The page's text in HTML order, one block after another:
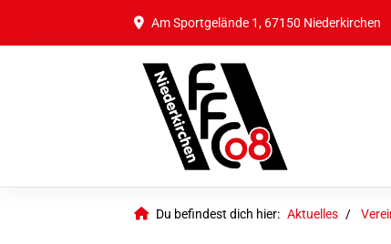
Am Sportgelände 1, 67150 Niederkirchen
Du befindest dich hier: Aktuelles